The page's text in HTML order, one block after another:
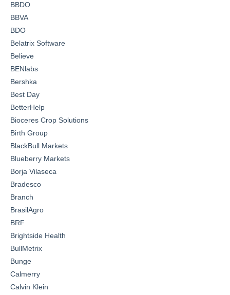
BBDO
BBVA
BDO
Belatrix Software
Believe
BENlabs
Bershka
Best Day
BetterHelp
Bioceres Crop Solutions
Birth Group
BlackBull Markets
Blueberry Markets
Borja Vilaseca
Bradesco
Branch
BrasilAgro
BRF
Brightside Health
BullMetrix
Bunge
Calmerry
Calvin Klein